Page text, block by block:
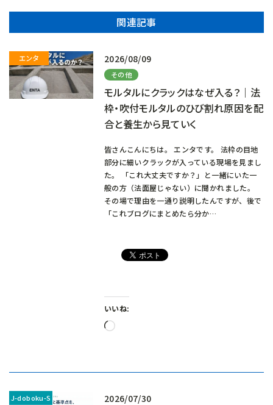
関連記事
2026/08/09
その他
モルタルにクラックはなぜ入る？｜法
枠・吹付モルタルのひび割れ原因を配
合と養生から見ていく
皆さんこんにちは。 エンタです。 法枠の目地
部分に細いクラックが入っている現場を見まし
た。 「これ大丈夫ですか？」と一緒にいた一
般の方（法面屋じゃない）に聞かれました。
その場で理由を一通り説明したんですが、後で
「これブログにまとめたら分か…
いいね:
読
2026/07/30